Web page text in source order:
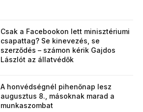
Csak a Facebookon lett minisztériumi
csapattag? Se kinevezés, se
szerződés – számon kérik Gajdos
Lászlót az állatvédők
A honvédségnél pihenőnap lesz
augusztus 8., másoknak marad a
munkaszombat